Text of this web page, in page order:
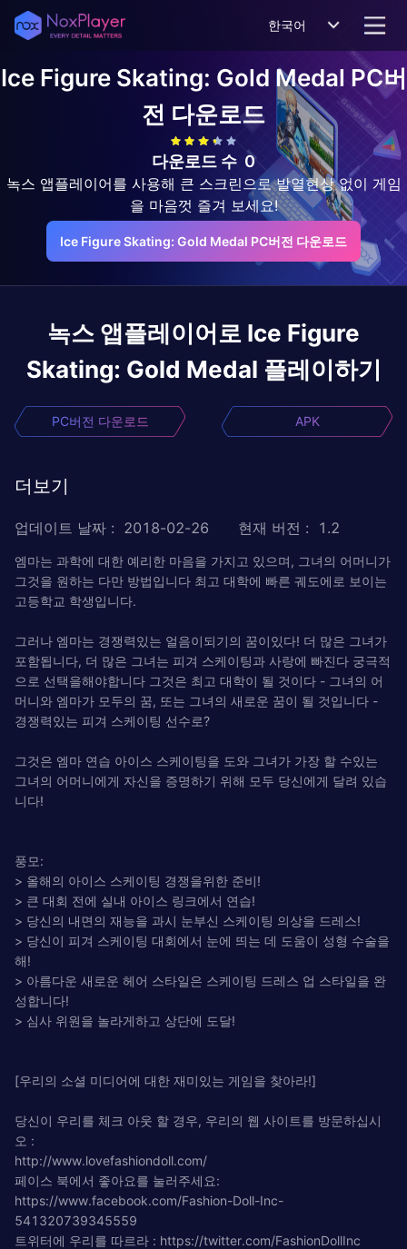
한국어
Ice Figure Skating: Gold Medal PC버
전 다운로드
다운로드 수 0
녹스 앱플레이어를 사용해 큰 스크린으로 발열현상 없이 게임
을 마음껏 즐겨 보세요!
Ice Figure Skating: Gold Medal PC버전 다운로드
녹스 앱플레이어로 Ice Figure
Skating: Gold Medal 플레이하기
PC버전 다운로드 APK
더보기
업데이트 날짜 : 2018-02-26 현재 버전 : 1.2
엠마는 과학에 대한 예리한 마음을 가지고 있으며, 그녀의 어머니가
그것을 원하는 다만 방법입니다 최고 대학에 빠른 궤도에로 보이는
고등학교 학생입니다.
그러나 엠마는 경쟁력있는 얼음이되기의 꿈이있다! 더 많은 그녀가
포함됩니다, 더 많은 그녀는 피겨 스케이팅과 사랑에 빠진다 궁극적
으로 선택을해야합니다 그것은 최고 대학이 될 것이다 - 그녀의 어
머니와 엠마가 모두의 꿈, 또는 그녀의 새로운 꿈이 될 것입니다 -
경쟁력있는 피겨 스케이팅 선수로?
그것은 엠마 연습 아이스 스케이팅을 도와 그녀가 가장 할 수있는
그녀의 어머니에게 자신을 증명하기 위해 모두 당신에게 달려 있습
니다!
풍모:
> 올해의 아이스 스케이팅 경쟁을위한 준비!
> 큰 대회 전에 실내 아이스 링크에서 연습!
> 당신의 내면의 재능을 과시 눈부신 스케이팅 의상을 드레스!
> 당신이 피겨 스케이팅 대회에서 눈에 띄는 데 도움이 성형 수술을
해!
> 아름다운 새로운 헤어 스타일은 스케이팅 드레스 업 스타일을 완
성합니다!
> 심사 위원을 놀라게하고 상단에 도달!
[우리의 소셜 미디어에 대한 재미있는 게임을 찾아라!]
당신이 우리를 체크 아웃 할 경우, 우리의 웹 사이트를 방문하십시
오 :
http://www.lovefashiondoll.com/
페이스 북에서 좋아요를 눌러주세요:
https://www.facebook.com/Fashion-Doll-Inc-
541320739345559
트위터에 우리를 따르라 : https://twitter.com/FashionDollInc